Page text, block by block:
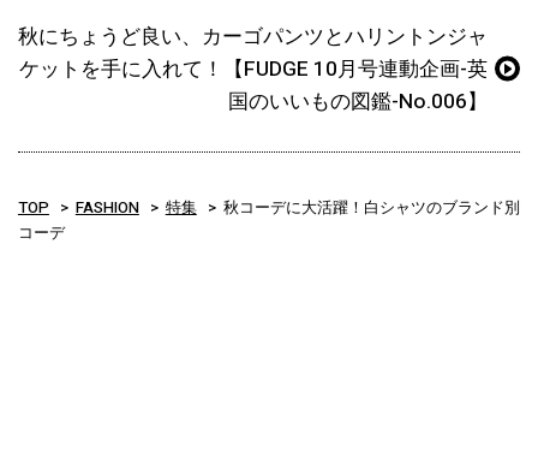
秋にちょうど良い、カーゴパンツとハリントンジャ
ケットを手に入れて！【FUDGE 10月号連動企画-英
国のいいもの図鑑-No.006】
TOP FASHION 特集
秋コーデに大活躍！白シャツのブランド別
コーデ